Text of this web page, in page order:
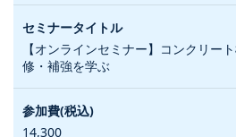
【オンラインセミナー】コンクリー
修・補強を学ぶ
14,300